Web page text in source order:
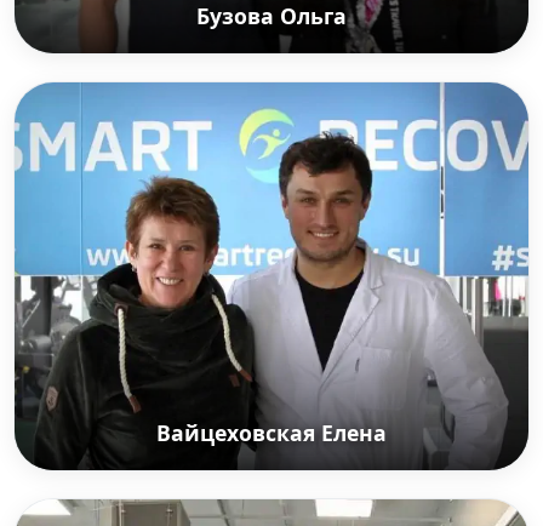
Бузова Ольга
Бузова Ольга
Российская телеведущая, певица, актриса театра,
кино и дубляжа, дизайнер.
Вайцеховская Елена
Вайцеховская Елена